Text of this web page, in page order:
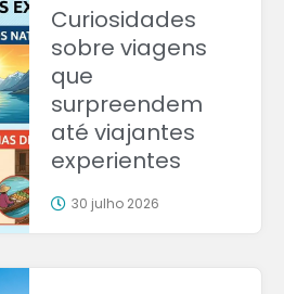
Curiosidades
sobre viagens
que
surpreendem
até viajantes
experientes
30 julho 2026